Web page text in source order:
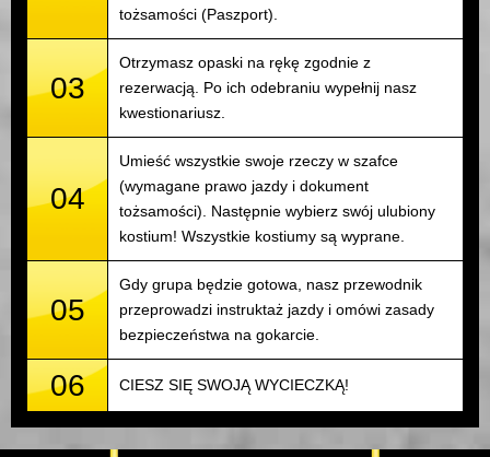
tożsamości (Paszport).
03
Otrzymasz opaski na rękę zgodnie z
rezerwacją. Po ich odebraniu wypełnij nasz
kwestionariusz.
04
Umieść wszystkie swoje rzeczy w szafce
(wymagane prawo jazdy i dokument
tożsamości). Następnie wybierz swój ulubiony
kostium! Wszystkie kostiumy są wyprane.
05
Gdy grupa będzie gotowa, nasz przewodnik
przeprowadzi instruktaż jazdy i omówi zasady
bezpieczeństwa na gokarcie.
06 CIESZ SIĘ SWOJĄ WYCIECZKĄ!